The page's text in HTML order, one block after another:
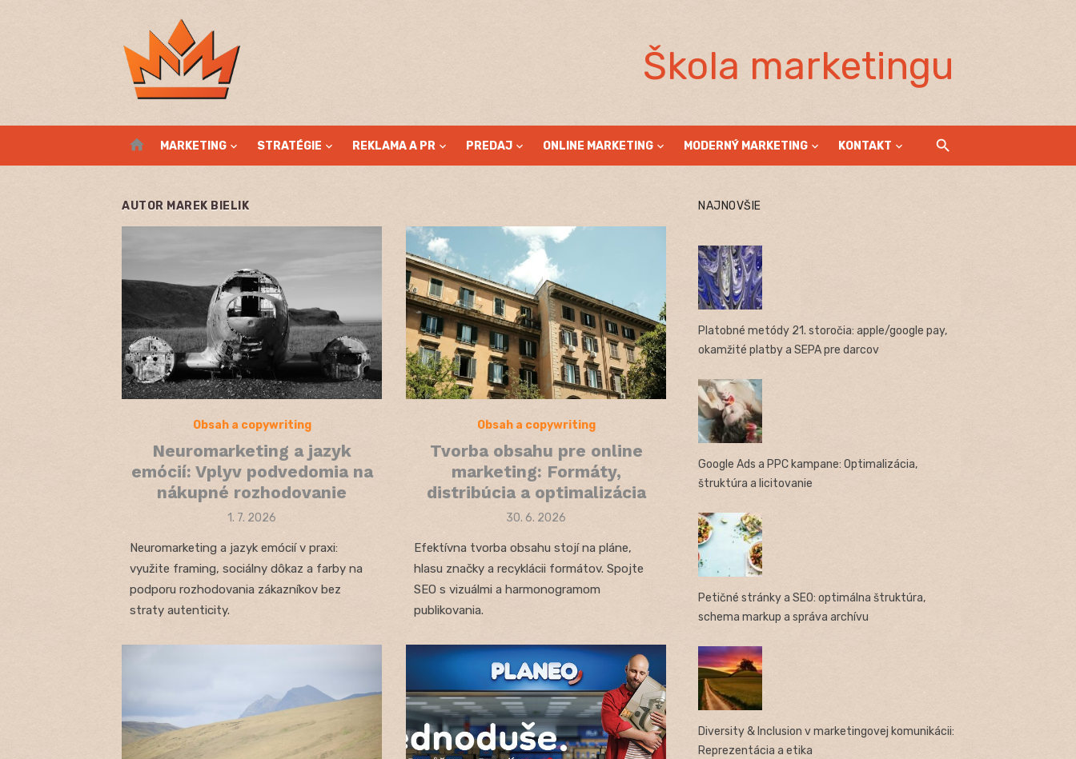
Škola marketingu
home MARKETING STRATÉGIE REKLAMA A PR PREDAJ ONLINE MARKETING MODERNÝ MARKETING KONTAKT
AUTOR MAREK BIELIK
Obsah a copywriting
Neuromarketing a jazyk
emócií: Vplyv podvedomia na
nákupné rozhodovanie
Posted
1. 7. 2026
Neuromarketing a jazyk emócií v praxi:
využite framing, sociálny dôkaz a farby na
podporu rozhodovania zákazníkov bez
straty autenticity.
Obsah a copywriting
Tvorba obsahu pre online
marketing: Formáty,
distribúcia a optimalizácia
Posted
30. 6. 2026
Efektívna tvorba obsahu stojí na pláne,
hlasu značky a recyklácii formátov. Spojte
SEO s vizuálmi a harmonogramom
publikovania.
NAJNOVŠIE
Platobné metódy 21. storočia: apple/google pay,
okamžité platby a SEPA pre darcov
Google Ads a PPC kampane: Optimalizácia,
štruktúra a licitovanie
Petičné stránky a SEO: optimálna štruktúra,
schema markup a správa archívu
Diversity & Inclusion v marketingovej komunikácii:
Reprezentácia a etika